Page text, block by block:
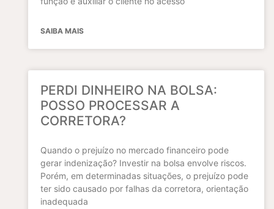
SAIBA MAIS
PERDI DINHEIRO NA BOLSA:
POSSO PROCESSAR A
CORRETORA?
Quando o prejuízo no mercado financeiro pode
gerar indenização? Investir na bolsa envolve riscos.
Porém, em determinadas situações, o prejuízo pode
ter sido causado por falhas da corretora, orientação
inadequada